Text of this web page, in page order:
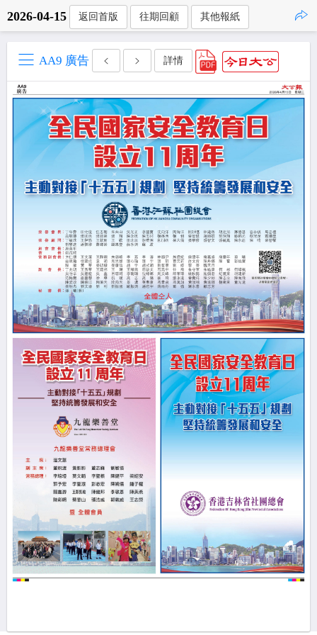
2026-04-15 返回首版 往期回顧 其他報紙
AA9 廣告 詳情